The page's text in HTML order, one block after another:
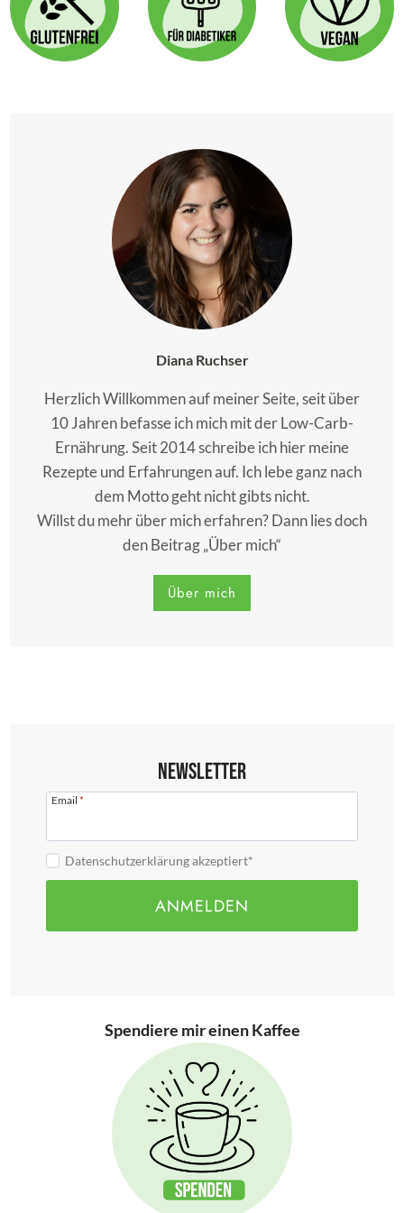
Diana Ruchser
Herzlich Willkommen auf meiner Seite, seit über
10 Jahren befasse ich mich mit der Low-Carb-
Ernährung. Seit 2014 schreibe ich hier meine
Rezepte und Erfahrungen auf. Ich lebe ganz nach
dem Motto geht nicht gibts nicht.
Willst du mehr über mich erfahren? Dann lies doch
den Beitrag „Über mich“
Über mich
Newsletter
Email *
Datenschutzerklärung akzeptiert*
ANMELDEN
Spendiere mir einen Kaffee